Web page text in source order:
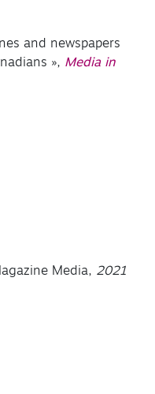
and newspapers
», Media in
Media, 2021